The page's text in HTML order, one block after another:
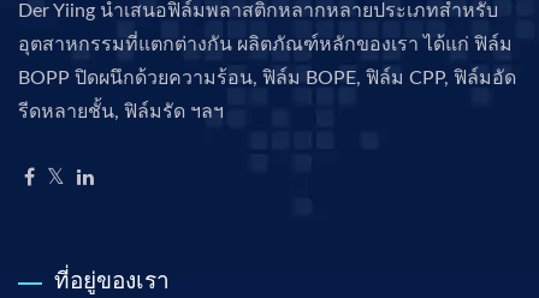
Der Yiing นำเสนอฟิล์มพลาสติกหลากหลายประเภทสำหรับ
อุตสาหกรรมที่แตกต่างกัน ผลิตภัณฑ์หลักของเรา ได้แก่ ฟิล์ม
BOPP ปิดผนึกด้วยความร้อน, ฟิล์ม BOPE, ฟิล์ม CPP, ฟิล์มอัด
รีดหลายชั้น, ฟิล์มรัด ฯลฯ
ที่อยู่ของเรา